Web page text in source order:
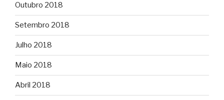
Outubro 2018
Setembro 2018
Julho 2018
Maio 2018
Abril 2018